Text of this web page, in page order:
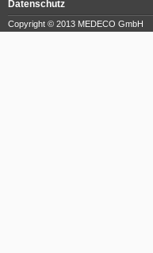
Datenschutz
Copyright © 2013 MEDECO GmbH